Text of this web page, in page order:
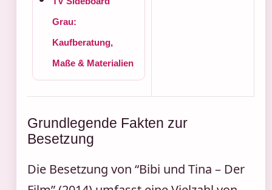
Grau:
Kaufberatung,
Maße & Materialien
Grundlegende Fakten zur
Besetzung
Die Besetzung von “Bibi und Tina – Der